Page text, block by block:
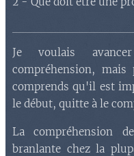
Je voulais
compréhension,
comprends qu'il est
le début, quitte à le
La compréhension
branlante chez la